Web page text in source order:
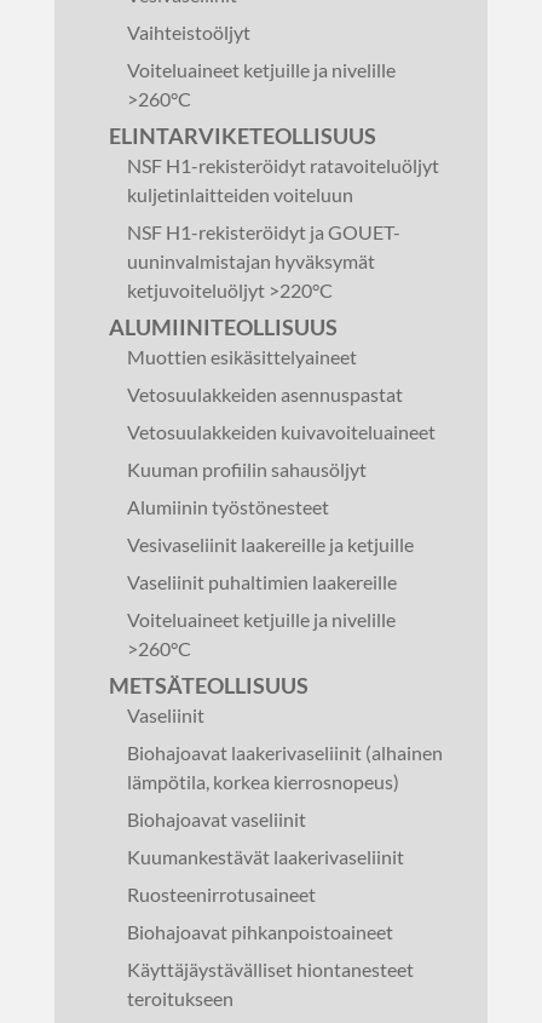
Vaihteistoöljyt
Voiteluaineet ketjuille ja nivelille
>260°C
ELINTARVIKETEOLLISUUS
NSF H1-rekisteröidyt ratavoiteluöljyt
kuljetinlaitteiden voiteluun
NSF H1-rekisteröidyt ja GOUET-
uuninvalmistajan hyväksymät
ketjuvoiteluöljyt >220°C
ALUMIINITEOLLISUUS
Muottien esikäsittelyaineet
Vetosuulakkeiden asennuspastat
Vetosuulakkeiden kuivavoiteluaineet
Kuuman profiilin sahausöljyt
Alumiinin työstönesteet
Vesivaseliinit laakereille ja ketjuille
Vaseliinit puhaltimien laakereille
Voiteluaineet ketjuille ja nivelille
>260°C
METSÄTEOLLISUUS
Vaseliinit
Biohajoavat laakerivaseliinit (alhainen
lämpötila, korkea kierrosnopeus)
Biohajoavat vaseliinit
Kuumankestävät laakerivaseliinit
Ruosteenirrotusaineet
Biohajoavat pihkanpoistoaineet
Käyttäjäystävälliset hiontanesteet
teroitukseen